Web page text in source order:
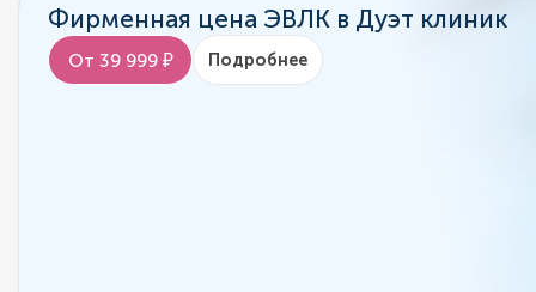
Фирменная цена ЭВЛК в Дуэт клиник
От 39 999 ₽ Подробнее